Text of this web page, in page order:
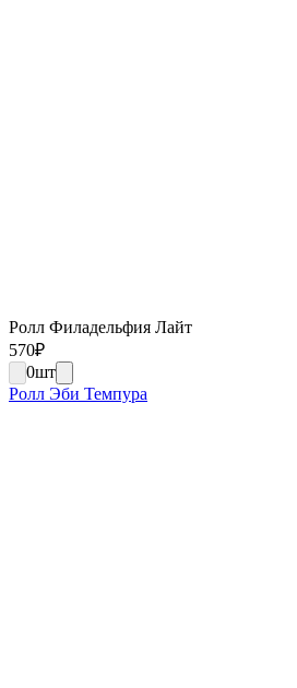
Ролл Филадельфия Лайт
570₽
0шт
Ролл Эби Темпура